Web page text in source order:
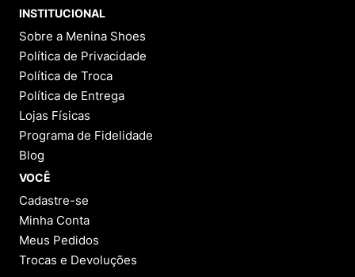
INSTITUCIONAL
Sobre a Menina Shoes
Política de Privacidade
Política de Troca
Política de Entrega
Lojas Físicas
Programa de Fidelidade
Blog
VOCÊ
Cadastre-se
Minha Conta
Meus Pedidos
Trocas e Devoluções